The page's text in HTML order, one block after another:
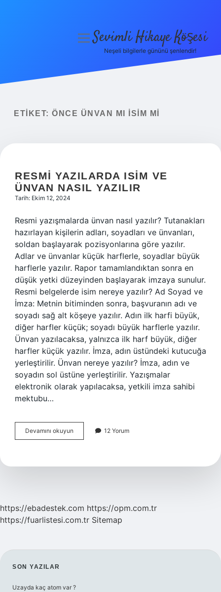
Yasal Uyarı
menüyüSevimli Hikaye Köşesi
Neşeli bilgilerle gününü şenlendir!
ETIKET: ÖNCE ÜNVAN MI ISIM MI
RESMI YAZILARDA ISIM VE
ÜNVAN NASIL YAZILIR
Tarih: Ekim 12, 2024
Resmi yazışmalarda ünvan nasıl yazılır? Tutanakları
hazırlayan kişilerin adları, soyadları ve ünvanları,
soldan başlayarak pozisyonlarına göre yazılır.
Adlar ve ünvanlar küçük harflerle, soyadlar büyük
harflerle yazılır. Rapor tamamlandıktan sonra en
düşük yetki düzeyinden başlayarak imzaya sunulur.
Resmi belgelerde isim nereye yazılır? Ad Soyad ve
İmza: Metnin bitiminden sonra, başvuranın adı ve
soyadı sağ alt köşeye yazılır. Adın ilk harfi büyük,
diğer harfler küçük; soyadı büyük harflerle yazılır.
Ünvan yazılacaksa, yalnızca ilk harf büyük, diğer
harfler küçük yazılır. İmza, adın üstündeki kutucuğa
yerleştirilir. Ünvan nereye yazılır? İmza, adın ve
soyadın sol üstüne yerleştirilir. Yazışmalar
elektronik olarak yapılacaksa, yetkili imza sahibi
mektubu…
Devamını okuyun
Yazılarda
Ünvan
12 Yorum
https://ebadestek.com https://opm.com.tr
https://fuarlistesi.com.tr Sitemap
SIDEBAR
SON YAZILAR
Uzayda kaç atom var ?